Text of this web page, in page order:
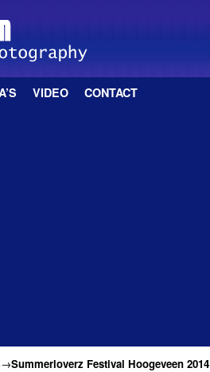
VIDEO CONTACT
→Summerloverz Festival Hoogeveen 2014